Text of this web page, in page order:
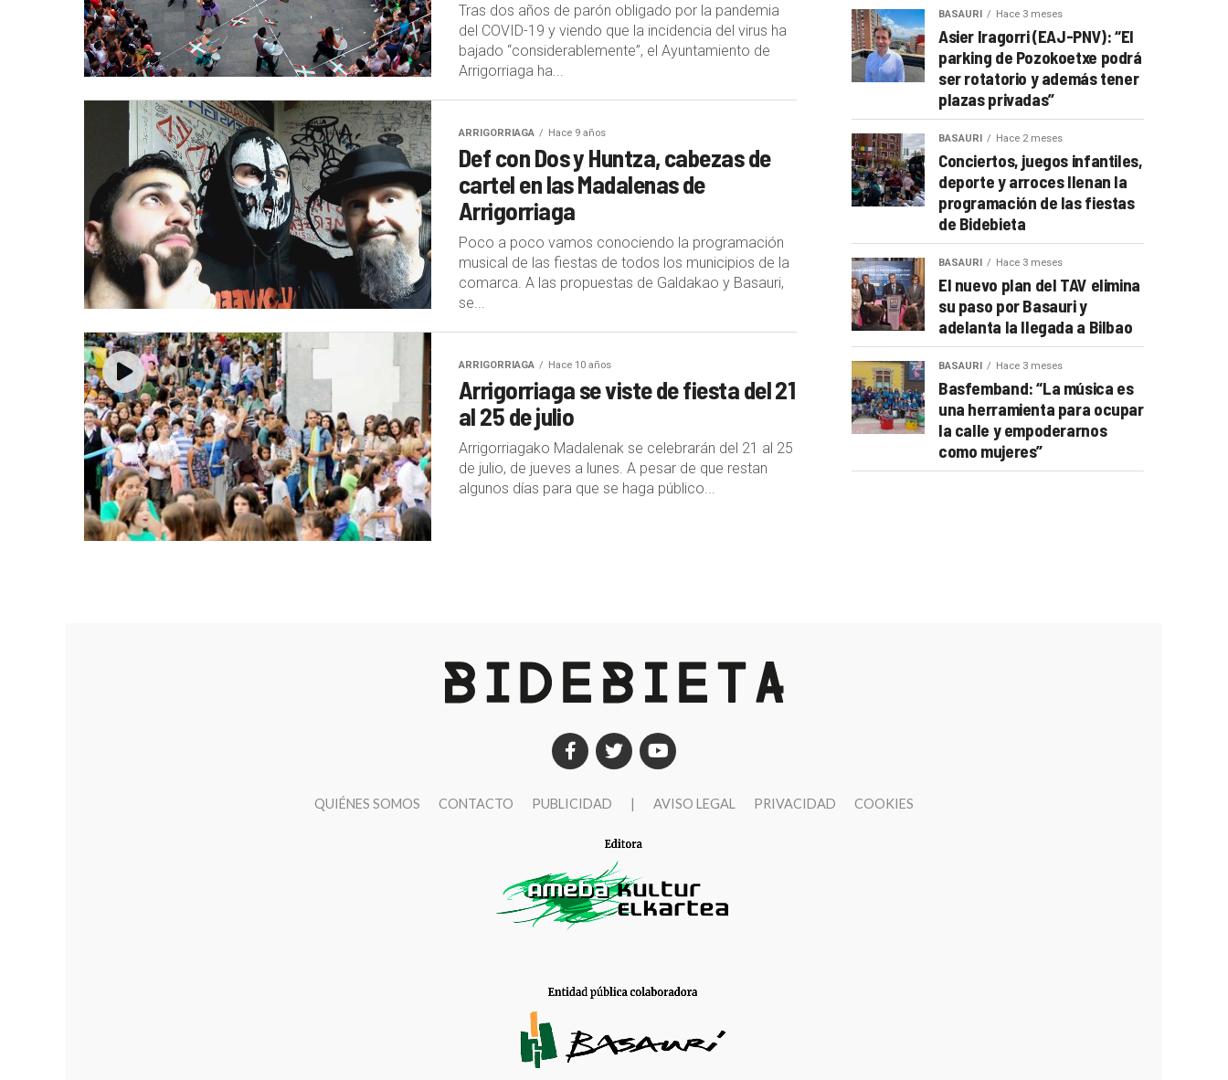
Tras dos años de parón obligado por la pandemia
del COVID-19 y viendo que la incidencia del virus ha
bajado “considerablemente”, el Ayuntamiento de
Arrigorriaga ha...
ARRIGORRIAGA Hace 9 años
Def con Dos y Huntza, cabezas de
cartel en las Madalenas de
Arrigorriaga
Poco a poco vamos conociendo la programación
musical de las fiestas de todos los municipios de la
comarca. A las propuestas de Galdakao y Basauri,
se...
ARRIGORRIAGA Hace 10 años
Arrigorriaga se viste de fiesta del 21
al 25 de julio
Arrigorriagako Madalenak se celebrarán del 21 al 25
de julio, de jueves a lunes. A pesar de que restan
algunos días para que se haga público...
BASAURI Hace 3 meses
Asier Iragorri (EAJ-PNV): “El
parking de Pozokoetxe podrá
ser rotatorio y además tener
plazas privadas”
BASAURI Hace 2 meses
Conciertos, juegos infantiles,
deporte y arroces llenan la
programación de las fiestas
de Bidebieta
BASAURI Hace 3 meses
El nuevo plan del TAV elimina
su paso por Basauri y
adelanta la llegada a Bilbao
BASAURI Hace 3 meses
Basfemband: “La música es
una herramienta para ocupar
la calle y empoderarnos
como mujeres”
QUIÉNES SOMOS CONTACTO PUBLICIDAD | AVISO LEGAL PRIVACIDAD COOKIES